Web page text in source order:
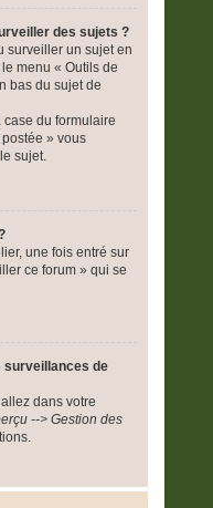
des sujets ?
surveiller un sujet en
menu « Outils de
bas du sujet de
du formulaire
postée » vous
sujet.
une fois entré sur
ce forum » qui se
surveillances de
dans votre
--> Gestion des